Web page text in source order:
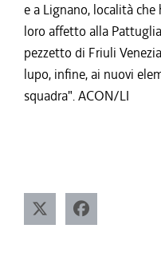
e a Lignano, località
loro affetto alla
pezzetto di Friuli
lupo, infine, ai nuovi
squadra". ACON/LI